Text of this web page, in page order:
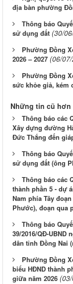
địa bàn phường
Thông báo
sử dụng đất (30/
Phường Đồng
2026 – 2027 (06/
Phường Đồng
sức khỏe giả, kém
Những tin cũ hơn
Thông báo các
Xây dựng đường
Đức Thắng đến
Thông báo
sử dụng đất (ông
Thông báo các
thành phần 5 - dự
Nam phía Tây
Phước), đoạn qua
Thông báo
39/2016/QĐ-UBND
dân tỉnh Đồng Nai
Phường Đồng
biểu HĐND thành
giữa năm 2026